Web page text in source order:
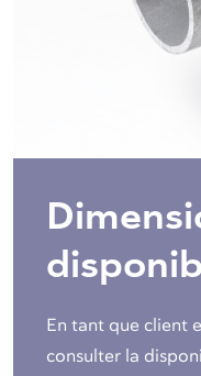
En tant que client
consulter la